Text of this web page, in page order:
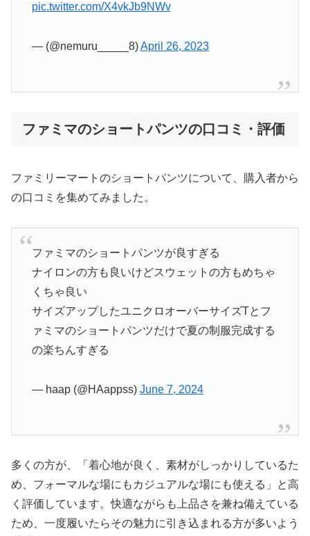
pic.twitter.com/X4vkJb9NWv
— (@nemuru_____8)April 26, 2023
ファミマのショートパンツの口コミ・評価
ファミリーマートのショートパンツについて、購入者から
の口コミを集めてみました。
ファミマのショートパンツが良すぎる
ナイロンの方も良いけどスウェットの方もめちゃ
くちゃ良い
サイズアップしたユニクロオーバーサイズTとフ
ァミマのショートパンツだけで夏の制服完成する
の楽ちんすぎる
— haap (@HAappss) June 7, 2024
多くの方が、「着心地が良く、素材がしっかりしているた
め、フォーマルな場にもカジュアルな場にも使える」と高
く評価しています。快適ながらも上品さを兼ね備えている
ため、一度履いたらその魅力に引き込まれる方が多いよう